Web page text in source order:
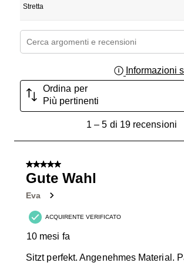
Stretta
Cerca argomenti e ricerca delle
Informazioni
Ordina per
Più pertinenti
recensioni.
1 – 5 di 19 recensioni
5 su 5 stelle.
Gute Wahl
Eva
ACQUIRENTE VERIFICATO
10 mesi fa
Sitzt perfekt. Angenehmes Material.